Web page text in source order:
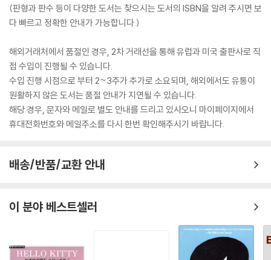
(판형과 판수 등이 다양한 도서는 찾으시는 도서의 ISBN을 알려 주시면 보
다 빠르고 정확한 안내가 가능합니다.)
해외거래처에서 품절인 경우, 2차 거래선을 통해 유럽과 미국 출판사로 직
접 수입이 진행될 수 있습니다.
수입 진행 시점으로 부터 2~3주가 추가로 소요되며, 해외에서도 유통이
원활하지 않은 도서는 품절 안내가 지연될 수 있습니다.
해당 경우, 문자와 메일로 별도 안내를 드리고 있사오니 마이페이지에서
휴대전화번호와 메일주소를 다시 한번 확인해주시기 바랍니다.
배송/반품/교환 안내
이 분야 베스트셀러